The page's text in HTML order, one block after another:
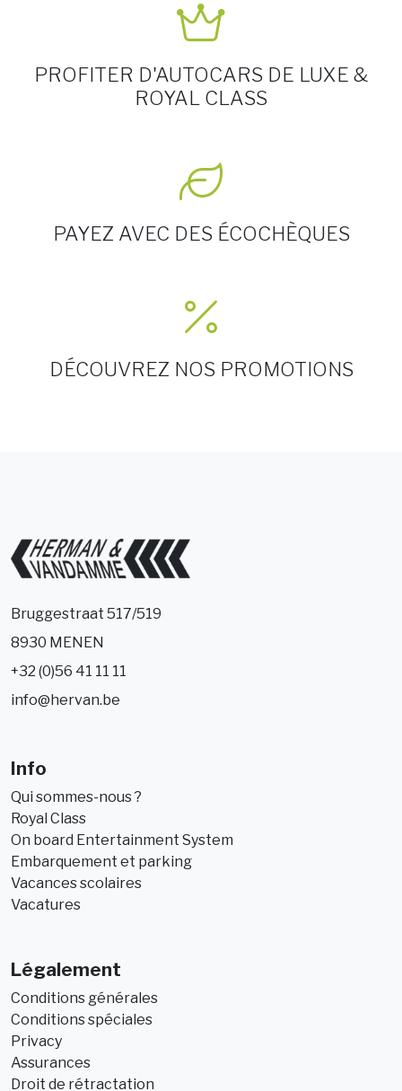
PROFITER D'AUTOCARS DE LUXE &
ROYAL CLASS
PAYEZ AVEC DES ÉCOCHÈQUES
DÉCOUVREZ NOS PROMOTIONS
Bruggestraat 517/519
8930 MENEN
+32 (0)56 41 11 11
info@hervan.be
Info
Qui sommes-nous ?
Royal Class
On board Entertainment System
Embarquement et parking
Vacances scolaires
Vacatures
Légalement
Conditions générales
Conditions spéciales
Privacy
Assurances
Droit de rétractation